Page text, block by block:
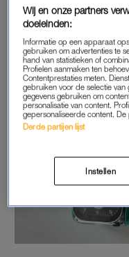
ultiem dieptepunt”,
verslavende producten
samengevoegd en daar
gemaakt.”
Wij en onze partners
doeleinden:
Informatie op een apparaat
gebruiken om advertenties te
hand van statistieken of
Profielen aanmaken ten
Contentprestaties meten.
gebruiken voor de selectie
gegevens gebruiken om
personalisatie van content.
gepersonaliseerde content. De
Derde partijen lijst
Instellen